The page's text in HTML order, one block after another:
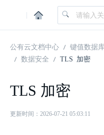
|
公有云文档中心 键值数据
数据安全
TLS 加密
TLS 加密
更新时间：2026-07-21 05:03:11